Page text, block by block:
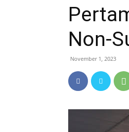
Non-
November 1, 2023